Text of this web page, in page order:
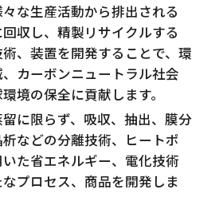
な生産活動から排出される
収し、精製リサイクルする
、装置を開発することで、環
カーボンニュートラル社会
境の保全に貢献します。
に限らず、吸収、抽出、膜分
などの分離技術、ヒートポ
た省エネルギー、電化技術
プロセス、商品を開発しま